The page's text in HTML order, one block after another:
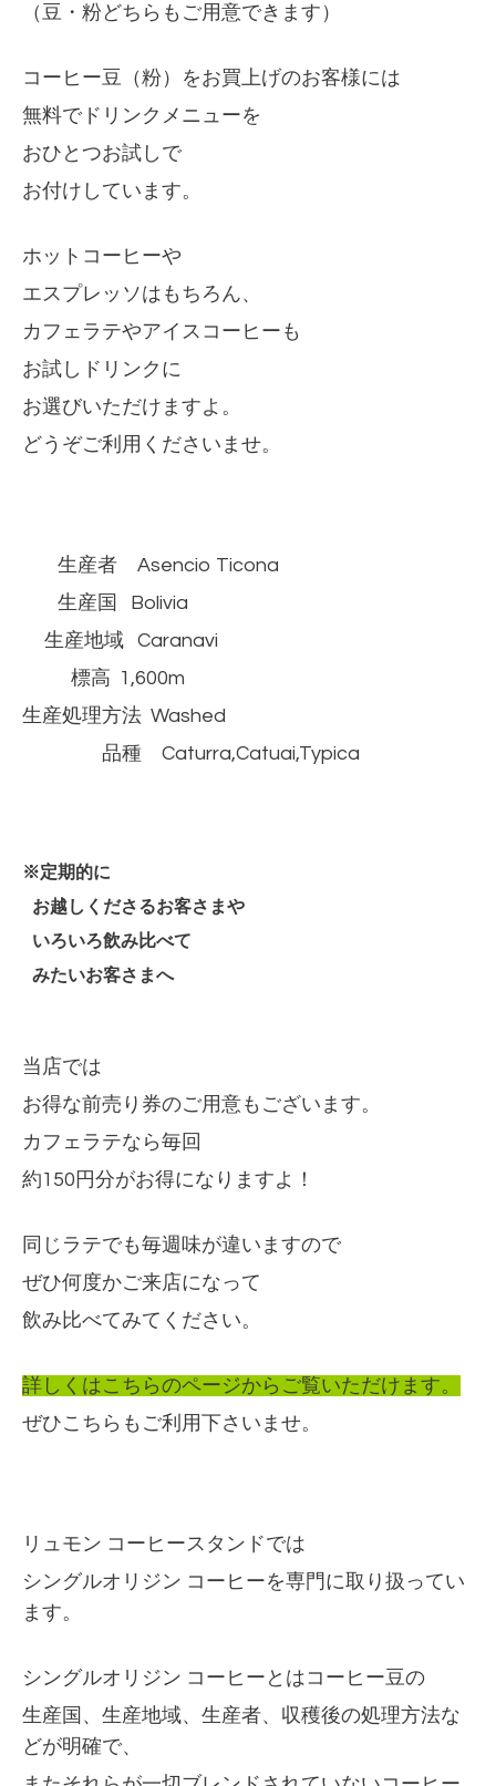
（豆・粉どちらもご用意できます）
コーヒー豆（粉）をお買上げのお客様には
無料でドリンクメニューを
おひとつお試しで
お付けしています。
ホットコーヒーや
エスプレッソはもちろん、
カフェラテやアイスコーヒーも
お試しドリンクに
お選びいただけますよ。
どうぞご利用くださいませ。
生産者 Asencio Ticona
生産国 Bolivia
生産地域 Caranavi
標高 1,600m
生産処理方法 Washed
品種 Caturra,Catuai,Typica
※定期的に
お越しくださるお客さまや
いろいろ飲み比べて
みたいお客さまへ
当店では
お得な前売り券のご用意もございます。
カフェラテなら毎回
約150円分がお得になりますよ！
同じラテでも毎週味が違いますので
ぜひ何度かご来店になって
飲み比べてみてください。
詳しくはこちらのページからご覧いただけます。
ぜひこちらもご利用下さいませ。
リュモン コーヒースタンドでは
シングルオリジン コーヒーを専門に取り扱ってい
ます。
シングルオリジン コーヒーとはコーヒー豆の
生産国、生産地域、生産者、収穫後の処理方法な
どが明確で、